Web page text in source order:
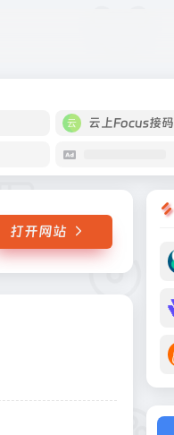
云上Focus接码
打开网站